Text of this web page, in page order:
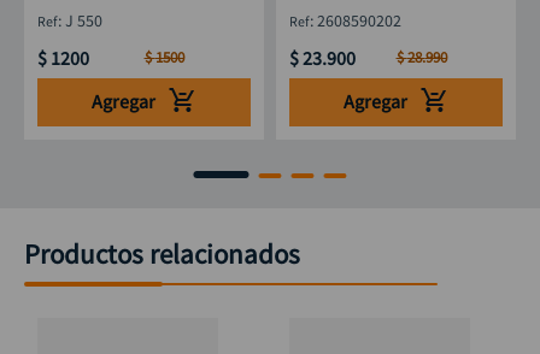
:J 550
$ 1200 $1500
Agregar
:2608590202
$23.900 $28.990
Agregar
Productos relacionados